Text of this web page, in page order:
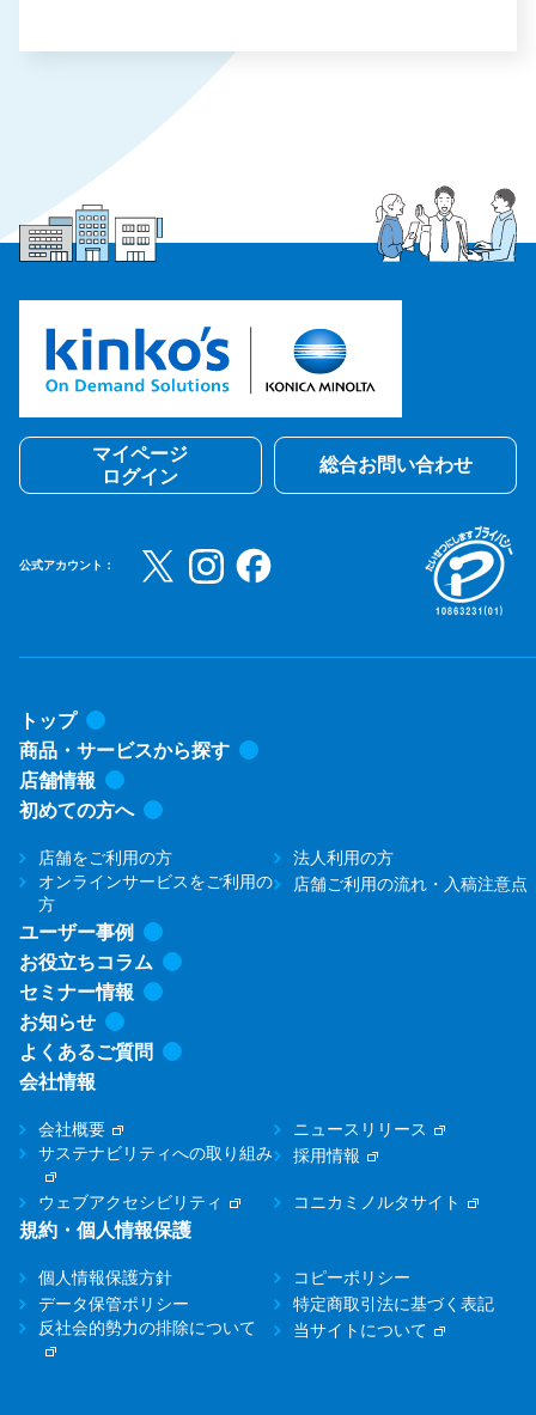
マイページ
ログイン
総合お問い合わせ
公式アカウント：
トップ
商品・サービスから探す
店舗情報
初めての方へ
店舗をご利用の方
法人利用の方
オンラインサービスをご利用の
方
店舗ご利用の流れ・入稿注意点
ユーザー事例
お役立ちコラム
セミナー情報
お知らせ
よくあるご質問
会社情報
会社概要
ニュースリリース
サステナビリティへの取り組み
採用情報
ウェブアクセシビリティ コニカミノルタサイト
規約・個人情報保護
個人情報保護方針
コピーポリシー
データ保管ポリシー
特定商取引法に基づく表記
反社会的勢力の排除について
当サイトについて